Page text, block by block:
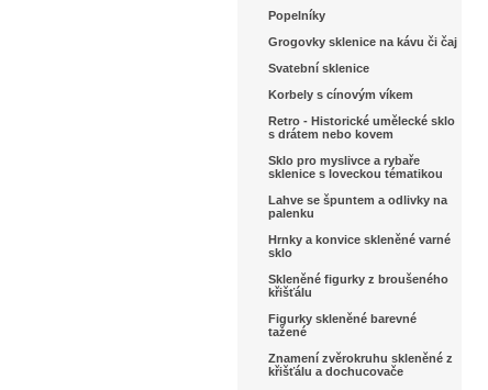
Popelníky
Grogovky sklenice na kávu či čaj
Svatební sklenice
Korbely s cínovým víkem
Retro - Historické umělecké sklo
s drátem nebo kovem
Sklo pro myslivce a rybaře
sklenice s loveckou tématikou
Lahve se špuntem a odlivky na
palenku
Hrnky a konvice skleněné varné
sklo
Skleněné figurky z broušeného
křišťálu
Figurky skleněné barevné
tažené
Znamení zvěrokruhu skleněné z
křišťálu a dochucovače